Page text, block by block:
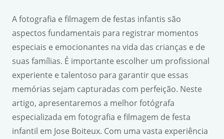
A fotografia e filmagem de festas infantis são
aspectos fundamentais para registrar momentos
especiais e emocionantes na vida das crianças e de
suas famílias. É importante escolher um profissional
experiente e talentoso para garantir que essas
memórias sejam capturadas com perfeição. Neste
artigo, apresentaremos a melhor fotógrafa
especializada em fotografia e filmagem de festa
infantil em Jose Boiteux. Com uma vasta experiência